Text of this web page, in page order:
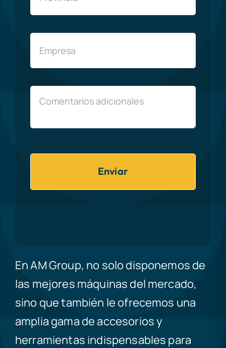
Enviar
En AM Group, no solo disponemos de
las mejores máquinas del mercado,
sino que también le ofrecemos una
amplia gama de accesorios y
herramientas indispensables para